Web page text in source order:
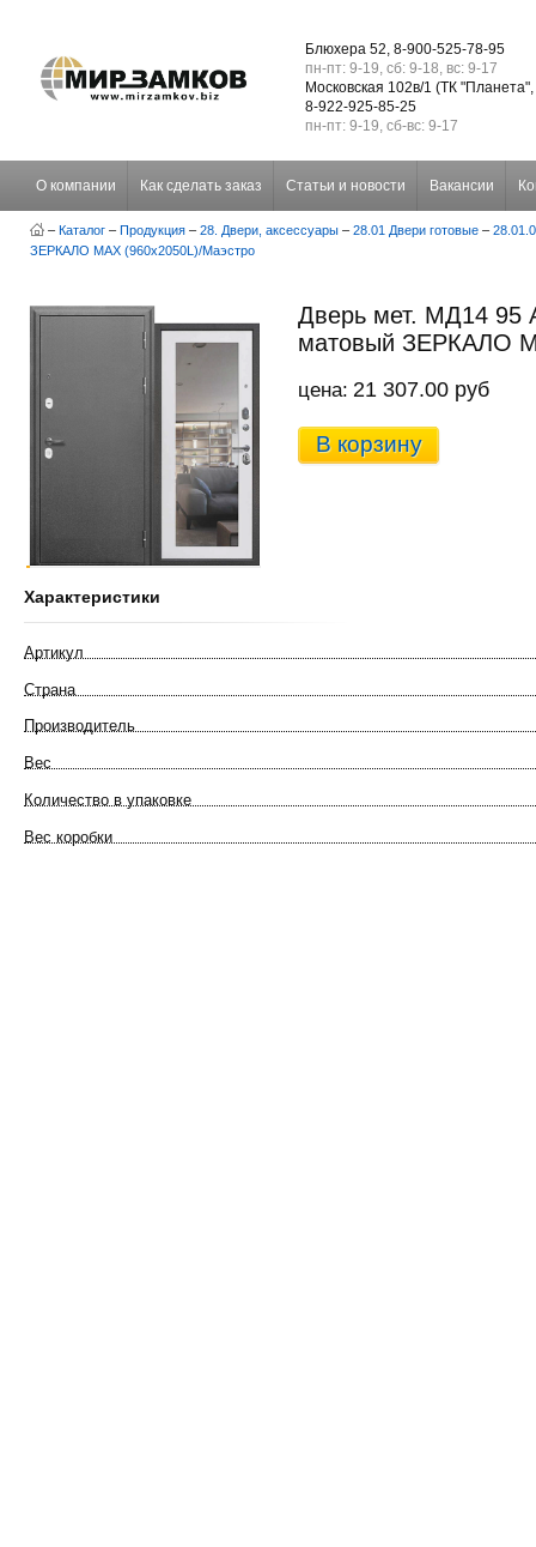
Блюхера 52, 8-900-525-78-95
пн-пт: 9-19, сб: 9-18, вс: 9-17
Московская 102в/1 (ТК
8-922-925-85-25
пн-пт: 9-19, сб-вс: 9-17
О компании Как сделать заказ Статьи и новости Вакансии
– Каталог – Продукция – 28. Двери, аксессуары – 28.01 Двери готовые –
ЗЕРКАЛО МАХ (960х2050L)/Маэстро
Дверь мет. МД14 95
матовый ЗЕРКАЛО
цена: 21 307.00 руб
В корзину
Характеристики
Артикул
Страна
Производитель
Вес
Количество в упаковке
Вес коробки